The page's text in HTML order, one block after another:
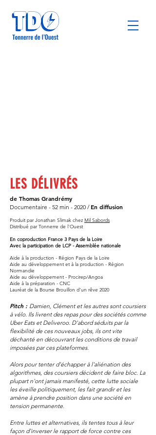
LES DÉLIVRÉS
de Thomas Grandrémy
Documentaire - 52 min - 2020 / En diffusion
Produit par Jonathan Slimak chez Mil Sabords
Distribué par Tonnerre de l'Ouest
En coproduction France 3 Pays de la Loire
Avec la participation de LCP - Assemblée nationale
Aide à la production - Région Pays de la Loire
Aide au développement et à la production - Région
Normandie
Aide au développement - Procirep/Angoa
Aide à la préparation - CNC
Lauréat de la Bourse Brouillon d'un rêve 2020
Pitch : Damien, Clément et les autres sont coursiers
à vélo. Ils livrent des repas pour des sociétés comme
Uber Eats et Deliveroo. D'abord séduits par la
flexibilité de ces nouveaux jobs, ils ont vite
déchanté en découvrant les conditions de travail
imposées par ces plateformes.
Alors pour tenter d'échapper à l'aliénation des
algorithmes, des coursiers décident de faire bloc. La
plupart n'ont jamais manifesté, cette lutte sociale
les éveille politiquement, les fait grandir et les
amène à prendre position dans une société en
tension permanente.
Entre luttes et alternatives, ils tentes tous à leur
façon d'inverser le rapport de force contre ces